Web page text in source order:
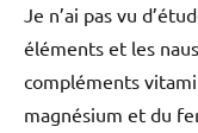
Je n’ai pas vu
éléments et les
compléments
magnésium et du